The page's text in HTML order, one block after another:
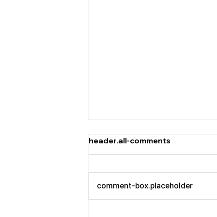
[2026.08.02] 교회 소식
• 성만찬 오늘 예배중에 있습니다.
의회 모임 8월 11일 화요일 오전 11
시에 저희 교회에서 호스트 합니
header.all-comments
comment-box.placeholder